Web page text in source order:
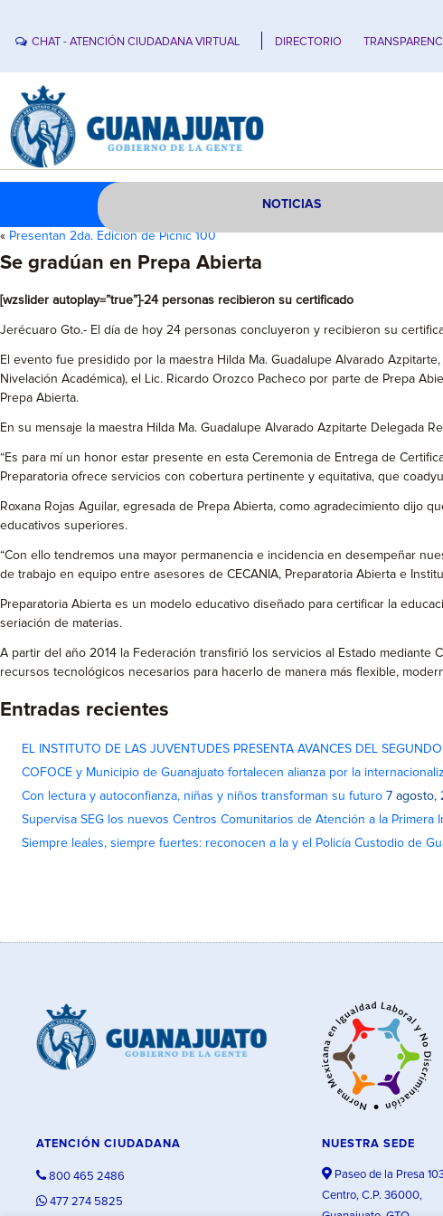
CHAT - ATENCIÓN CIUDADANA VIRTUAL DIRECTORIO
NOTICIAS
« Presentan 2da. Edición de Picnic 100
Se gradúan en Prepa Abierta
[wzslider autoplay=”true”]-24 personas recibieron su certificado
Jerécuaro Gto.- El día de hoy 24 personas concluyeron y recibieron su
El evento fue presidido por la maestra Hilda Ma. Guadalupe Alvarado
Nivelación Académica), el Lic. Ricardo Orozco Pacheco por parte de Prepa
Prepa Abierta.
En su mensaje la maestra Hilda Ma. Guadalupe Alvarado Azpitarte Delegada
“Es para mí un honor estar presente en esta Ceremonia de Entrega de
Preparatoria ofrece servicios con cobertura pertinente y equitativa, que
Roxana Rojas Aguilar, egresada de Prepa Abierta, como agradecimiento dijo
educativos superiores.
“Con ello tendremos una mayor permanencia e incidencia en desempeñar
de trabajo en equipo entre asesores de CECANIA, Preparatoria Abierta e
Preparatoria Abierta es un modelo educativo diseñado para certificar la
seriación de materias.
A partir del año 2014 la Federación transfirió los servicios al Estado
recursos tecnológicos necesarios para hacerlo de manera más flexible,
Entradas recientes
EL INSTITUTO DE LAS JUVENTUDES PRESENTA AVANCES DEL
COFOCE y Municipio de Guanajuato fortalecen alianza por la
Con lectura y autoconfianza, niñas y niños transforman su futuro 7 agosto,
Supervisa SEG los nuevos Centros Comunitarios de Atención a la Primera
Siempre leales, siempre fuertes: reconocen a la y el Policía Custodio de
ATENCIÓN CIUDADANA
800 465 2486
477 274 5825
NUESTRA SEDE
Paseo de la Presa
Centro, C.P. 36000,